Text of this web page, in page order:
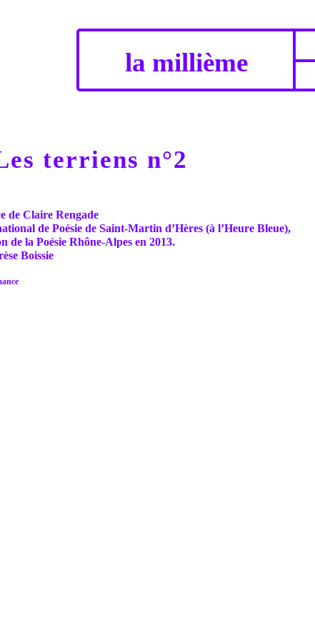
la millième
terriens n°2
de Claire Rengade
de Poésie de Saint-Martin d’Hères (à l’Heure Bleue),
de la Poésie Rhône-Alpes en 2013.
Boissie